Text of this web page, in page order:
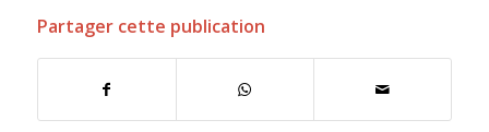
Partager cette publication